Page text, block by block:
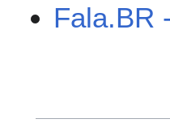
Fala.BR